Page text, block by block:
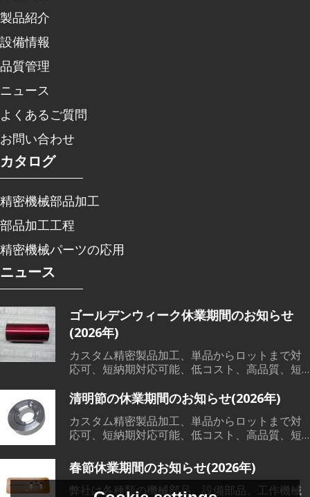
製品紹介
設備情報
品質管理
ニュース
よくあるご質問
お問い合わせ
カタログ
精密機械部品加工
部品加工工程
精密機械パーツの応用
ニュース
ゴールデンウィーク休業期間のお知らせ
(2026年)
カスタム精密製品加工、単品からロットまで対
応可、短納期対応可能、低コスト、高品質、短
造など素材から、切削加工、熱処理、表面処理
までワンストップサービス対応可能です。
清明節の休業期間のお知らせ(2026年)
カスタム精密製品加工、単品からロットまで対
応可、短納期対応可能、低コスト、高品質、短
造など素材から、切削加工、熱処理、表面処理
までワンストップサービス対応可能です。
春節休業期間のお知らせ(2026年)
弊社は各種類の機械部品、設備部品、工作機械